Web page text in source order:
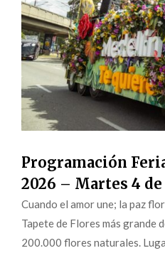
Programación
2026 – Martes 4
Cuando el amor une; la paz
Tapete de Flores más grande
200.000 flores naturales.